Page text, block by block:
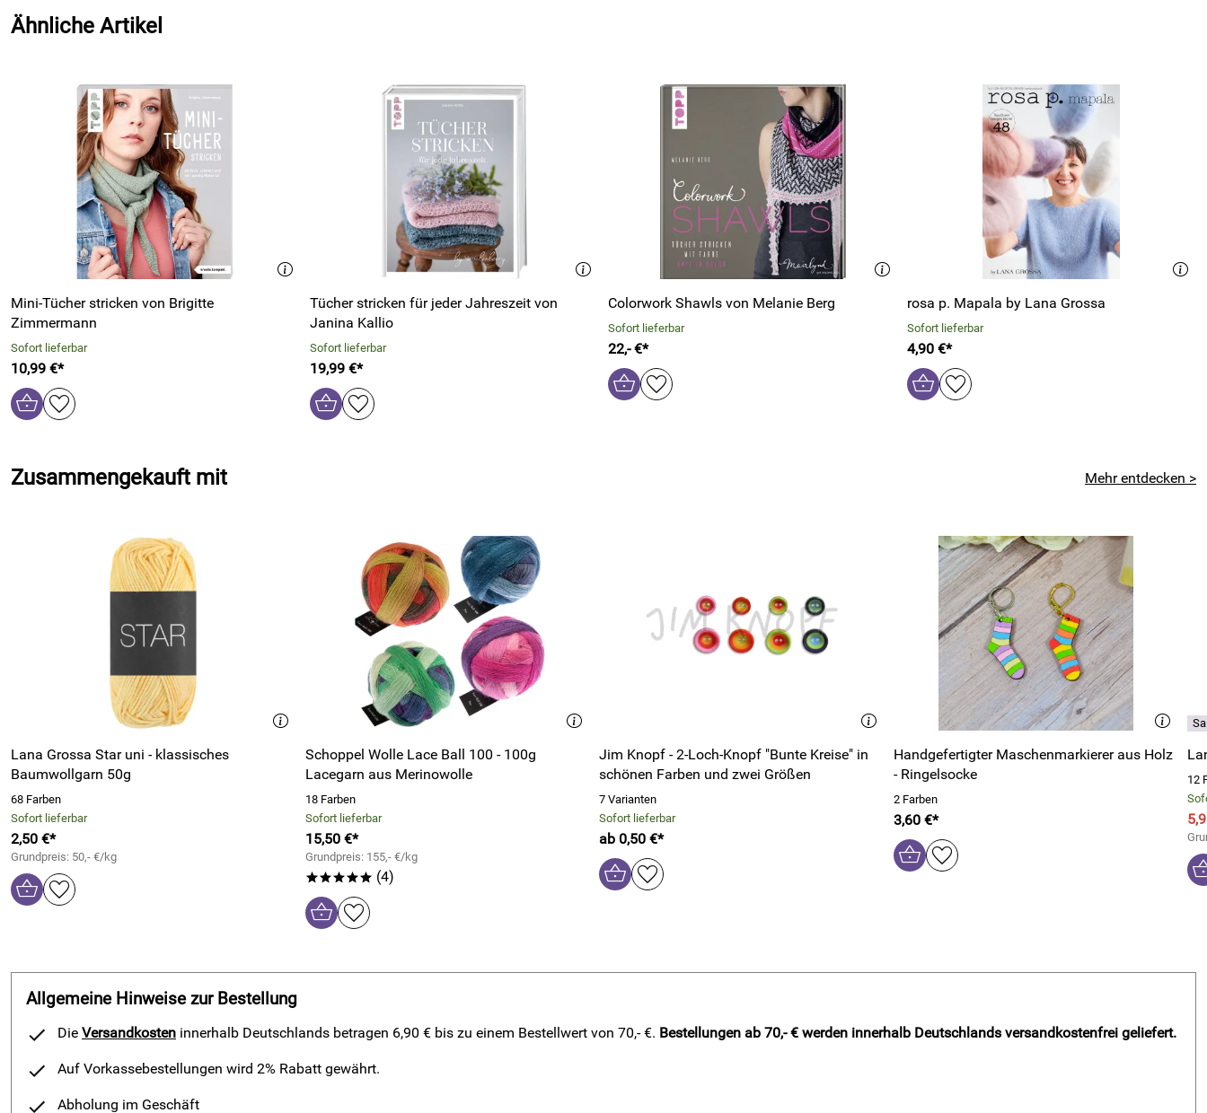
Ähnliche Artikel
Mini-Tücher stricken von Brigitte
Zimmermann
Sofort lieferbar
10,99 €*
Tücher stricken für jeder Jahreszeit von
Janina Kallio
Sofort lieferbar
19,99 €*
Colorwork Shawls von Melanie Berg
Sofort lieferbar
22,- €*
rosa p. Mapala by Lana Grossa
Sofort lieferbar
4,90 €*
Zusammengekauft mit Mehr entdecken >
Lana Grossa Star uni - klassisches
Baumwollgarn 50g
68 Farben
Sofort lieferbar
2,50 €*
Grundpreis: 50,- €/kg
Schoppel Wolle Lace Ball 100 - 100g
Lacegarn aus Merinowolle
18 Farben
Sofort lieferbar
15,50 €*
Grundpreis: 155,- €/kg
***** (4)
Jim Knopf - 2-Loch-Knopf "Bunte Kreise" in
schönen Farben und zwei Größen
7 Varianten
Sofort lieferbar
ab 0,50 €*
Handgefertigter Maschenmarkierer aus Holz
- Ringelsocke
2 Farben
3,60 €*
12
Allgemeine Hinweise zur Bestellung
Die Versandkosten innerhalb Deutschlands betragen 6,90 € bis zu einem Bestellwert von 70,- €. Bestellungen ab 70,- € werden innerhalb Deutschlands versandkostenfrei geliefert.
Auf Vorkassebestellungen wird 2% Rabatt gewährt.
Abholung im Geschäft